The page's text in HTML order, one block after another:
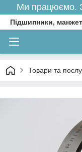
Ми працюємо.
Підшипники,
Товари та